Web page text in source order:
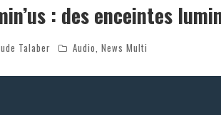
« MON VILLAGE RÉVOLTÉ » -
STAR FOX
: des enceintes
Talaber Audio, News Multi